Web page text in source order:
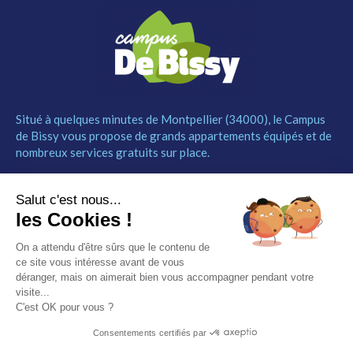
Situé à quelques minutes de Montpellier (34000), le Campus
de Bissy vous propose de grands appartements équipés et de
nombreux services gratuits sur place.
Le Campus
Les studios
Les services
Comment réserver
Contact
Partenaires
Mentions légales
contact@campusdebissy34.com
Route de Ganges 34980
Saint-Clément-de-Rivière
Salut c'est nous...
les Cookies !
On a attendu d'être sûrs que le contenu de
ce site vous intéresse avant de vous
déranger, mais on aimerait bien vous accompagner pendant votre
visite...
C'est OK pour vous ?
Consentements certifiés par